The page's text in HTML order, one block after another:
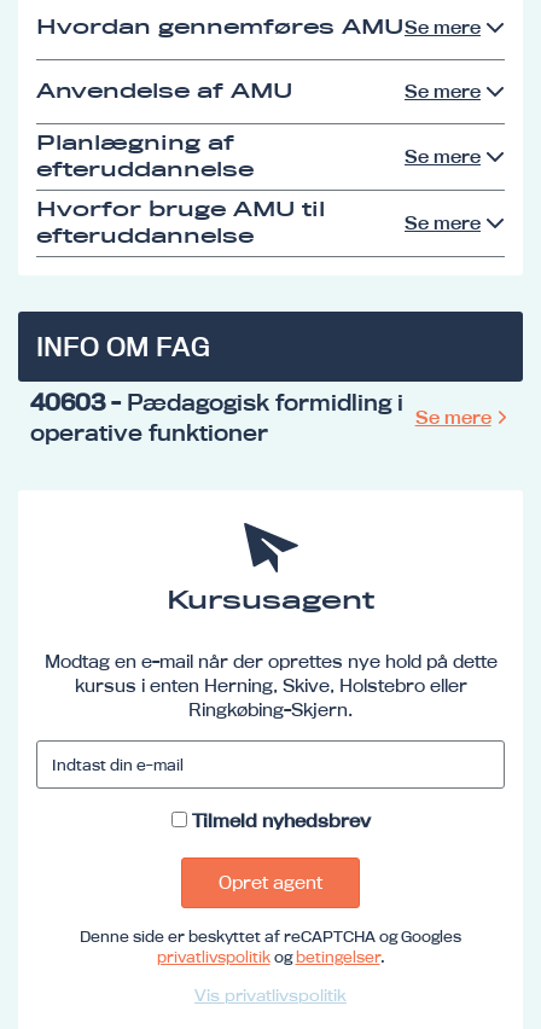
Hvordan gennemføres AMUSe mere
Anvendelse af AMU Se mere
Planlægning af
efteruddannelse
Se mere
Hvorfor bruge AMU til
efteruddannelse
Se mere
INFO OM FAG
40603- Pædagogisk formidling i
operative funktioner
Se mere
Kursusagent
Modtag en e-mail når der oprettes nye hold på dette
kursus i enten Herning, Skive, Holstebro eller
Ringkøbing-Skjern.
Tilmeld nyhedsbrev
Opret agent
Denne side er beskyttet af reCAPTCHA og Googles
privatlivspolitikogbetingelser.
Vis privatlivspolitik